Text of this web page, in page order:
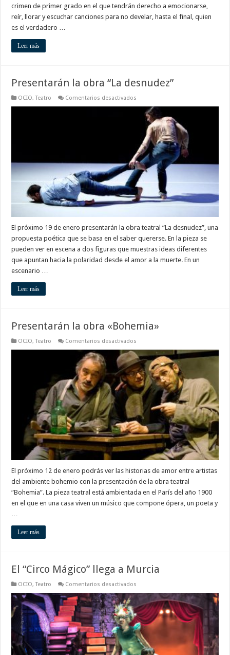
crimen de primer grado en el que tendrán derecho a emocionarse,
reír, llorar y escuchar canciones para no develar, hasta el final, quien
es el verdadero …
Leer más
Presentarán la obra “La desnudez”
OCIO,Teatro Comentarios desactivados
obra
desnudez”
El próximo 19 de enero presentarán la obra teatral “La desnudez”, una
propuesta poética que se basa en el saber quererse. En la pieza se
pueden ver en escena a dos figuras que muestras ideas diferentes
que apuntan hacia la polaridad desde el amor a la muerte. En un
escenario …
Leer más
Presentarán la obra «Bohemia»
OCIO,Teatro Comentarios desactivados
la
obra
«Bohemia»
El próximo 12 de enero podrás ver las historias de amor entre artistas
del ambiente bohemio con la presentación de la obra teatral
“Bohemia”. La pieza teatral está ambientada en el París del año 1900
en el que en una casa viven un músico que compone ópera, un poeta y
Leer más
El “Circo Mágico” llega a Murcia
OCIO,Teatro Comentarios desactivados
“Circo
Mágico”
llega
a
Murcia